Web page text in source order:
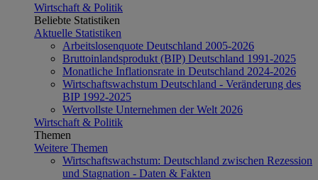
Wirtschaft & Politik
Beliebte Statistiken
Aktuelle Statistiken
Arbeitslosenquote Deutschland 2005-2026
Bruttoinlandsprodukt (BIP) Deutschland 1991-2025
Monatliche Inflationsrate in Deutschland 2024-2026
Wirtschaftswachstum Deutschland - Veränderung des
BIP 1992-2025
Wertvollste Unternehmen der Welt 2026
Wirtschaft & Politik
Themen
Weitere Themen
Wirtschaftswachstum: Deutschland zwischen Rezession
und Stagnation - Daten & Fakten